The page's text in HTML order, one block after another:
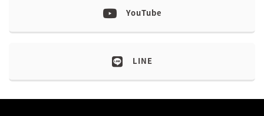
YouTube
LINE